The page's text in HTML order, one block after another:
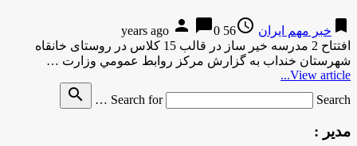
bookmark خبر مهم ایران access_time
56 years ago
person chat_bubble0
افتتاح 2 مدرسه خير ساز در قالب 15 کلاس در روستای خانقاه
شهرستان خنداب به گزارش مركز روابط عمومي وزارت …
View article...
Search for
Search …
search
مدیر :